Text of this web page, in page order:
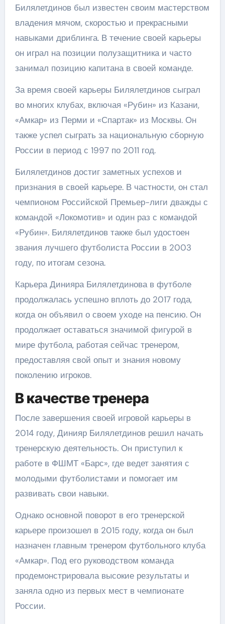
Билялетдинов был известен своим мастерством
владения мячом, скоростью и прекрасными
навыками дриблинга. В течение своей карьеры
он играл на позиции полузащитника и часто
занимал позицию капитана в своей команде.
За время своей карьеры Билялетдинов сыграл
во многих клубах, включая «Рубин» из Казани,
«Амкар» из Перми и «Спартак» из Москвы. Он
также успел сыграть за национальную сборную
России в период с 1997 по 2011 год.
Билялетдинов достиг заметных успехов и
признания в своей карьере. В частности, он стал
чемпионом Российской Премьер-лиги дважды с
командой «Локомотив» и один раз с командой
«Рубин». Билялетдинов также был удостоен
звания лучшего футболиста России в 2003
году, по итогам сезона.
Карьера Динияра Билялетдинова в футболе
продолжалась успешно вплоть до 2017 года,
когда он объявил о своем уходе на пенсию. Он
продолжает оставаться значимой фигурой в
мире футбола, работая сейчас тренером,
предоставляя свой опыт и знания новому
поколению игроков.
В качестве тренера
После завершения своей игровой карьеры в
2014 году, Динияр Билялетдинов решил начать
тренерскую деятельность. Он приступил к
работе в ФШМТ «Барс», где ведет занятия с
молодыми футболистами и помогает им
развивать свои навыки.
Однако основной поворот в его тренерской
карьере произошел в 2015 году, когда он был
назначен главным тренером футбольного клуба
«Амкар». Под его руководством команда
продемонстрировала высокие результаты и
заняла одно из первых мест в чемпионате
России.